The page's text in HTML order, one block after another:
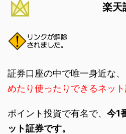
楽天
証券口座の中で唯一身近な、
めたり使ったりできるネット
ポイント投資で有名で、 今1
ット証券です。